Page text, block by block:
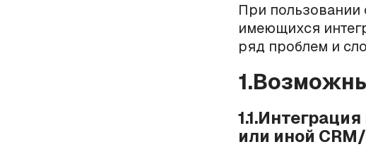
При
имеющихся
ряд проблем и
или иной